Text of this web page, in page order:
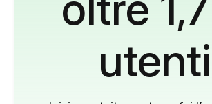
utenti